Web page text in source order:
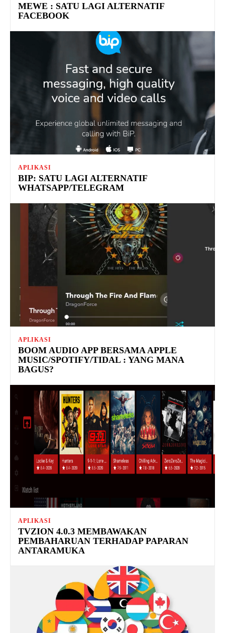
MEWE : SATU LAGI ALTERNATIF
FACEBOOK
APLIKASI
BIP: SATU LAGI ALTERNATIF
WHATSAPP/TELEGRAM
APLIKASI
BOOM AUDIO APP BERSAMA APPLE
MUSIC/SPOTIFY/TIDAL : YANG MANA
BAGUS?
APLIKASI
TVZION 4.0.3 MEMBAWAKAN
PEMBAHARUAN TERHADAP PAPARAN
ANTARAMUKA